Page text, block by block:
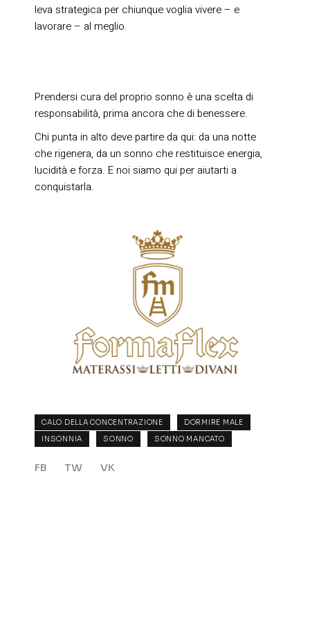
leva strategica per chiunque voglia vivere – e
lavorare – al meglio.
Prendersi cura del proprio sonno è una scelta di
responsabilità, prima ancora che di benessere.
Chi punta in alto deve partire da qui: da una notte
che rigenera, da un sonno che restituisce energia,
lucidità e forza. E noi siamo qui per aiutarti a
conquistarla.
CALO DELLA CONCENTRAZIONE
DORMIRE MALE
INSONNIA
SONNO SONNO MANCATO
FB TW VK